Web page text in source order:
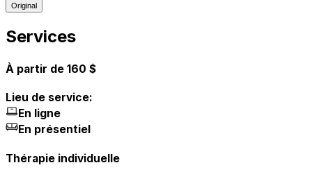
Original
Services
À partir de 160 $
Lieu de service:
En ligne
En présentiel
Thérapie individuelle